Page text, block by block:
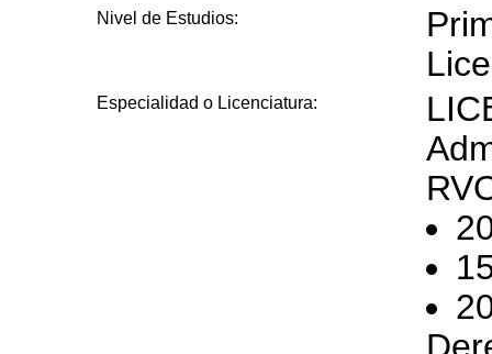
Nivel de Estudios:
Especialidad o Licenciatura: